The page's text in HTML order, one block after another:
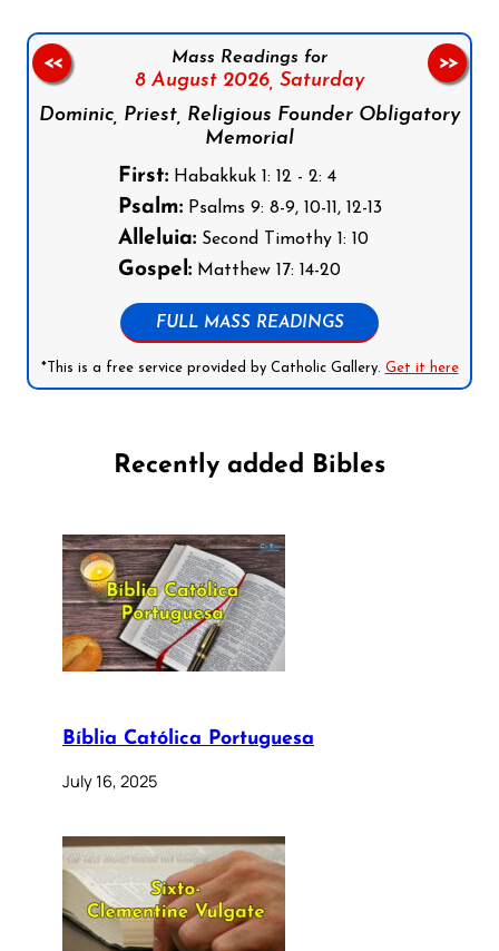
Mass Readings for
8 August 2026, Saturday
Dominic, Priest, Religious Founder Obligatory
Memorial
First:Habakkuk 1: 12 - 2: 4
Psalm:Psalms 9: 8-9, 10-11, 12-13
Alleluia:Second Timothy 1: 10
Gospel:Matthew 17: 14-20
FULL MASS READINGS
*This is a free service provided by Catholic Gallery. Get it here
<< >>
Recently added Bibles
Bíblia Católica Portuguesa
July 16, 2025